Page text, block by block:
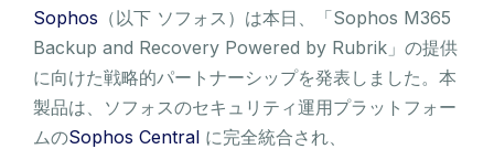
Sophos （以下 ソフォス）は本日、「Sophos M365
Backup and Recovery Powered by Rubrik」の提供
に向けた戦略的パートナーシップを発表しました。本
製品は、ソフォスのセキュリティ運用プラットフォー
ムのSophos Central に完全統合され、